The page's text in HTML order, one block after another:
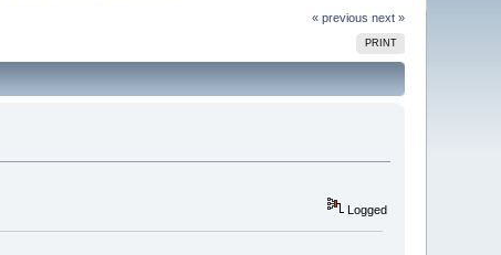
« previous next »
PRINT
Logged